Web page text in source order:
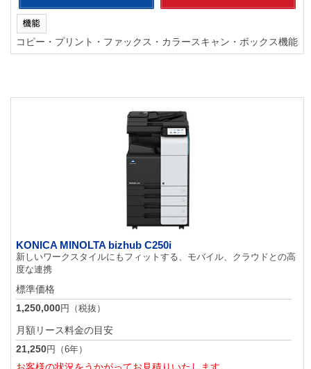
コピー・プリント・ファックス・カラースキャン・ボックス機能
KONICA MINOLTA bizhub C250i
新しいワークスタイルにもフィットする、モバイル、クラウドとの高
度な連携
標準価格
1,250,000円（税抜）
月額リース料金の目安
21,250円（6年）